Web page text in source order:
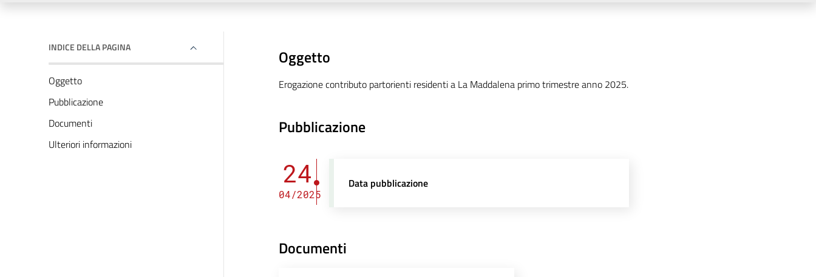
INDICE DELLA PAGINA
Oggetto
Pubblicazione
Documenti
Ulteriori informazioni
Oggetto
Erogazione contributo partorienti residenti a La Maddalena primo trimestre anno 2025.
Pubblicazione
24
04/2025
Data pubblicazione
Documenti